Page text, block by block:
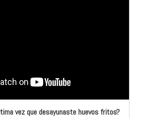
vez que desayunaste huevos fritos?